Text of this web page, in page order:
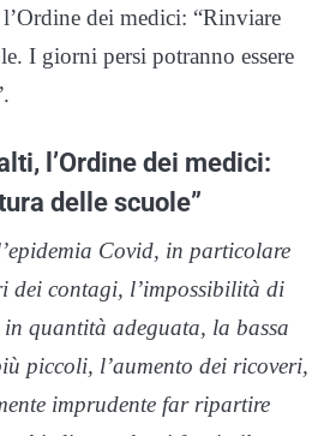
dei medici: “Rinviare
I giorni persi potranno essere
l’Ordine dei medici:
delle scuole”
Covid, in particolare
dei contagi, l’impossibilità di
quantità adeguata, la bassa
piccoli, l’aumento dei ricoveri,
imprudente far ripartire